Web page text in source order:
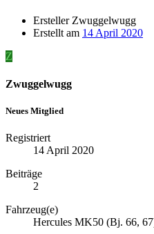
ErstellerZwuggelwugg
Erstellt am 14 April 2020
Z
Zwuggelwugg
Neues Mitglied
Registriert
14 April 2020
Beiträge
2
Fahrzeug(e)
Hercules MK50 (Bj. 66,